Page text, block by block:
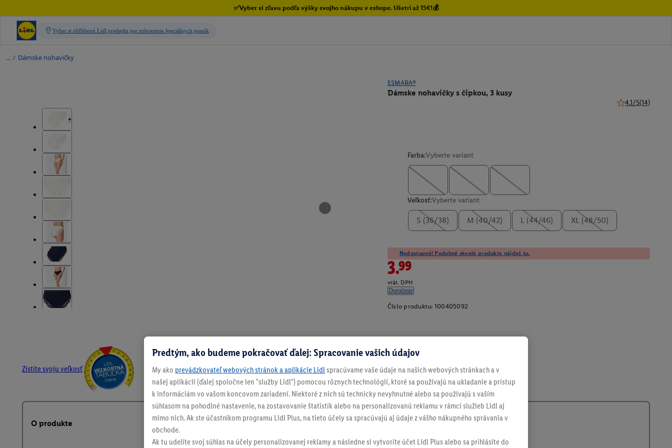
✅Vyber si zľavu podľa výšky svojho nákupu v eshope. Ušetri až 15€!💰
/ Dámske nohavičky
ESMARA®
Dámske nohavičky s čipkou, 3 kusy
4.1/5(14)
Farba:Vyberte variant
Veľkosť:Vyberte variant
S (36/38) M (40/42) L (44/46) XL (48/50)
Nedostupné! Podobné skvelé produkty nájdeš tu.
3.99
vrát. DPH
Doručenie
Číslo produktu: 100405092
Zistite svoju veľkosť
O produkte
Predtým, ako budeme pokračovať ďalej: Spracovanie vašich údajov
My ako prevádzkovateľ webových stránok a aplikácie Lidl spracúvame vaše údaje na našich webových stránkach a v
našej aplikácii (ďalej spoločne len "služby Lidl") pomocou rôznych technológií, ktoré sa používajú na ukladanie a prístup
k informáciám vo vašom koncovom zariadení. Niektoré z nich sú technicky nevyhnutné alebo sa používajú s vaším
súhlasom na pohodlné nastavenie, na zostavovanie štatistík alebo na personalizovanú reklamu v rámci služieb Lidl aj
mimo nich. Ak ste účastníkom programu Lidl Plus, na tieto účely sa spracúvajú aj údaje z vášho nákupného správania v
obchode.
Ak tu udelíte svoj súhlas na účely personalizovanej reklamy a následne si vytvoríte účet Lidl Plus alebo sa prihlásite do